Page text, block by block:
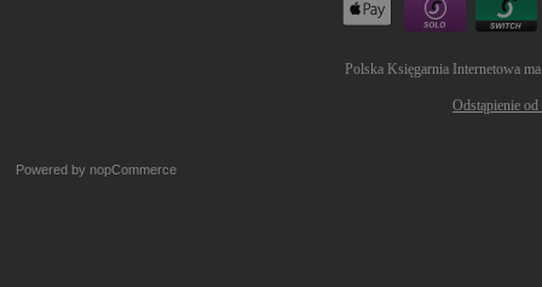
Polska Księgarnia Internetowa
Odstąpienie
Powered by nopCommerce